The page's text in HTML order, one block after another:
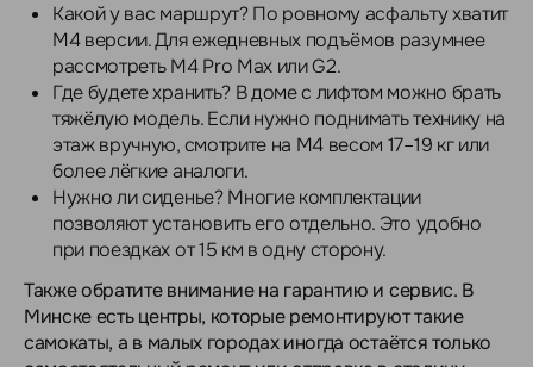
Какой у вас маршрут? По ровному асфальту хватит
M4 версии. Для ежедневных подъёмов разумнее
рассмотреть M4 Pro Max или G2.
Где будете хранить? В доме с лифтом можно брать
тяжёлую модель. Если нужно поднимать технику на
этаж вручную, смотрите на M4 весом 17–19 кг или
более лёгкие аналоги.
Нужно ли сиденье? Многие комплектации
позволяют установить его отдельно. Это удобно
при поездках от 15 км в одну сторону.
Также обратите внимание на гарантию и сервис. В
Минске есть центры, которые ремонтируют такие
самокаты, а в малых городах иногда остаётся только